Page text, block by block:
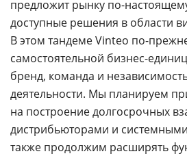
предложит рынку по-
доступные решения в области
В этом тандеме Vinteo по-
самостоятельной бизнес-
бренд, команда и
деятельности. Мы планируем
на построение долгосрочных
дистрибьюторами и
также продолжим расширять